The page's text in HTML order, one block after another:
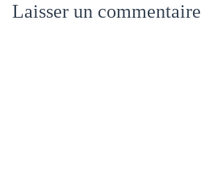
Laisser un commentaire